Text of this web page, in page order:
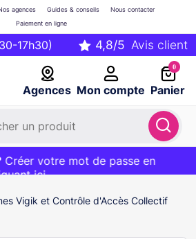
17h30)
Agences Mon compte
agences Guides & conseils
Nous contacter
Paiement en ligne
0
Panier
?20€ OFFERT sur votre panier
avec le codeBIENVENUE
votre mot de passe en
ici
Vigik et Contrôle d'Accès Collectif